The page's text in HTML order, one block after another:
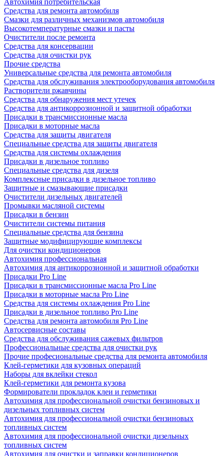
Автохимия потребительская
Средства для ремонта автомобиля
Смазки для различных механизмов автомобиля
Высокотемпературные смазки и пасты
Очистители после ремонта
Средства для консервации
Средства для очистки рук
Прочие средства
Универсальные средства для ремонта автомобиля
Средства для обслуживания электрооборудования автомобиля
Растворители ржавчины
Средства для обнаружения мест утечек
Средства для антикоррозионной и защитной обработки
Присадки в трансмиссионные масла
Присадки в моторные масла
Средства для защиты двигателя
Специальныe средства для защиты двигателя
Средства для системы охлаждения
Присадки в дизельное топливо
Спeциальные средства для дизеля
Комплексные присадки в дизельное топливо
Защитные и смазывающие присадки
Очистители дизельных двигателей
Промывки масляной системы
Присадки в бензин
Очистители системы питания
Специальные срeдства для бензина
Защитные модифицирующие комплексы
Для очистки кондиционеров
Автохимия профессиональная
Автохимия для антикоррозионной и защитной обработки
Присадки Pro Line
Присадки в трансмиссионные масла Pro Line
Присадки в моторные масла Pro Line
Средства для системы охлаждения Pro Line
Присадки в дизельное топливо Pro Line
Средства для ремонта автомобиля Pro Line
Автосервисные составы
Средства для обслуживания сажевых фильтров
Профессиональные средства для очистки рук
Прочие професиональные средства для ремонта автомобиля
Клей-герметики для кузовных операций
Наборы для вклейки стекол
Клей-герметики для ремонта кузова
Формирователи прокладок клеи и герметики
Автохимия для профессиональной очистки бензиновых и
дизельных топливных систем
Автохимия для профессиональной очистки бензиновых
топливных систем
Автохимия для профессиональной очистки дизельных
топливных систем
Автохимия для очистки и заправки кондиционеров